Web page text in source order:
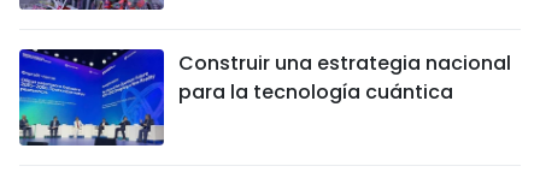
Construir una estrategia nacional
para la tecnología cuántica